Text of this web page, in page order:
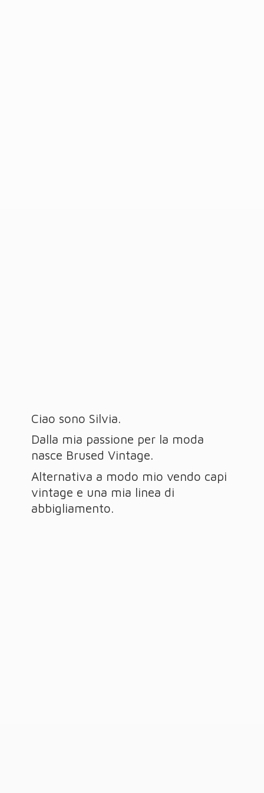
Ciao sono Silvia.
Dalla mia passione per la moda
nasce Brused Vintage.
Alternativa a modo mio vendo capi
vintage e una mia linea di
abbigliamento.